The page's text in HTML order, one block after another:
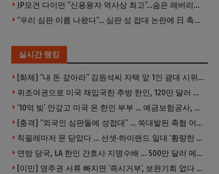
JP모건 다이먼 “신용융자 역사상 최고”…숨은 레버리지 경고
“우리 심판 이름 나왔다”… 심판 성 접대 논란에 日 축구계 발칵
실시간 랭킹
[화제] “내 돈 갚아라” 김원석씨 자택 앞 1인 광대 시위 … 한인 투자사, “108만 달러 못받아”
위조여권으로 미국 재입국한 추방 한인, 120만 달러 은행 사기 행각
’10억 빚’ 안갚고 미국 온 한인 부부 … 예금보험공사, 미국서 소송
[충격] “외국인 심판들에 성접대” … 쑥대밭된 축협 어디까지 추락하나
칙필레마저 문 닫았다 … 선셋·하이랜드 일대 ‘황량한 거리’로
연방 당국, LA 한인 간호사 지명수배 … 500만 달러 메디캐어 사기, 선고 직전 한국 도주
[이민] 영주권 서류 빠지면 ‘즉시거부’, 보완기회 없다 … 이민심사 8월부터 확 바뀐다